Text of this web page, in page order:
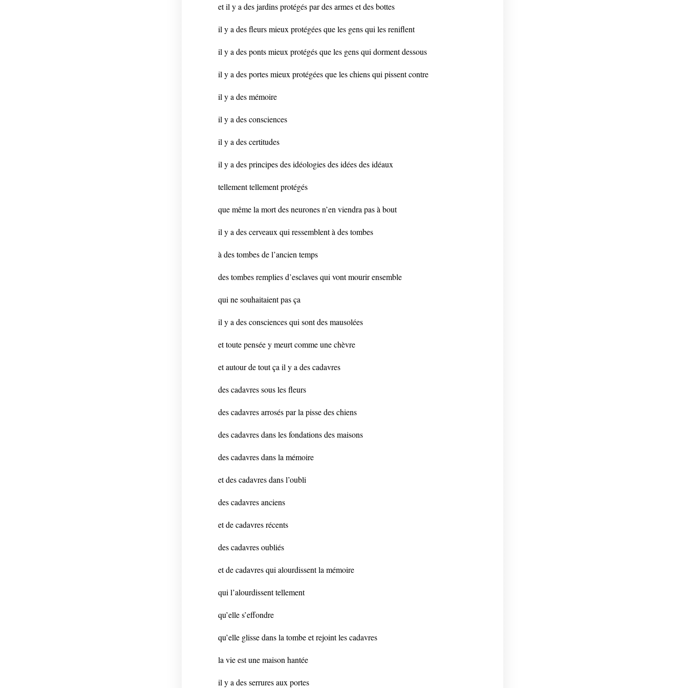
et il y a des jardins protégés par des armes et des bottes
il y a des fleurs mieux protégées que les gens qui les reniflent
il y a des ponts mieux protégés que les gens qui dorment dessous
il y a des portes mieux protégées que les chiens qui pissent contre
il y a des mémoire
il y a des consciences
il y a des certitudes
il y a des principes des idéologies des idées des idéaux
tellement tellement protégés
que même la mort des neurones n’en viendra pas à bout
il y a des cerveaux qui ressemblent à des tombes
à des tombes de l’ancien temps
des tombes remplies d’esclaves qui vont mourir ensemble
qui ne souhaitaient pas ça
il y a des consciences qui sont des mausolées
et toute pensée y meurt comme une chèvre
et autour de tout ça il y a des cadavres
des cadavres sous les fleurs
des cadavres arrosés par la pisse des chiens
des cadavres dans les fondations des maisons
des cadavres dans la mémoire
et des cadavres dans l’oubli
des cadavres anciens
et de cadavres récents
des cadavres oubliés
et de cadavres qui alourdissent la mémoire
qui l’alourdissent tellement
qu’elle s’effondre
qu’elle glisse dans la tombe et rejoint les cadavres
la vie est une maison hantée
il y a des serrures aux portes